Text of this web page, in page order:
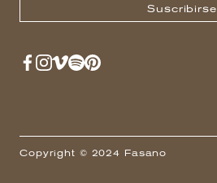
Suscribirse
Copyright © 2024 Fasano